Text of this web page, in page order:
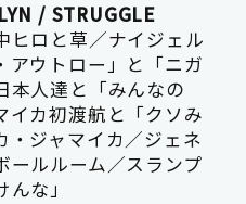
/ STRUGGLE
ヒロと草／ナイジェル
アウトロー」と「ニガ
本人達と「みんなの
イカ初渡航と「クソみ
・ジャマイカ／ジェネ
ールルーム／スランプ
な」